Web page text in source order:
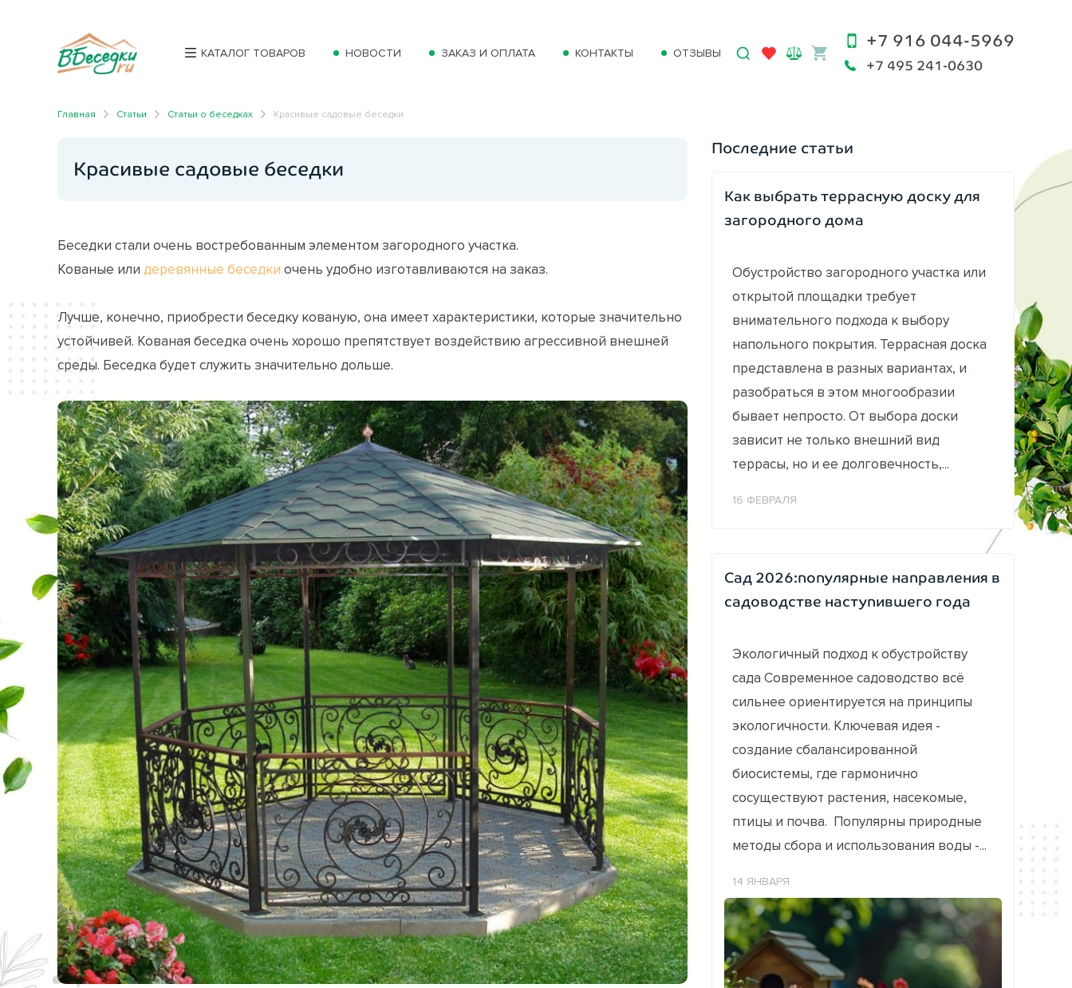
КАТАЛОГ ТОВАРОВ НОВОСТИ ЗАКАЗ И ОПЛАТА КОНТАКТЫ ОТЗЫВЫ
+7 916 044-5969
+7 495 241-0630
Главная Статьи Статьи о беседках Красивые садовые беседки
Красивые садовые беседки
Беседки стали очень востребованным элементом загородного участка.
Кованые или деревянные беседки очень удобно изготавливаются на заказ.
Лучше, конечно, приобрести беседку кованую, она имеет характеристики, которые значительно
устойчивей. Кованая беседка очень хорошо препятствует воздействию агрессивной внешней
среды. Беседка будет служить значительно дольше.
Последние статьи
Как выбрать террасную доску для
загородного дома
Обустройство загородного участка или
открытой площадки требует
внимательного подхода к выбору
напольного покрытия. Террасная доска
представлена в разных вариантах, и
разобраться в этом многообразии
бывает непросто. От выбора доски
зависит не только внешний вид
террасы, но и ее долговечность,...
16 ФЕВРАЛЯ
Сад 2026:популярные направления в
садоводстве наступившего года
Экологичный подход к обустройству
сада Современное садоводство всё
сильнее ориентируется на принципы
экологичности. Ключевая идея -
создание сбалансированной
биосистемы, где гармонично
сосуществуют растения, насекомые,
птицы и почва. Популярны природные
методы сбора и использования воды -...
14 ЯНВАРЯ